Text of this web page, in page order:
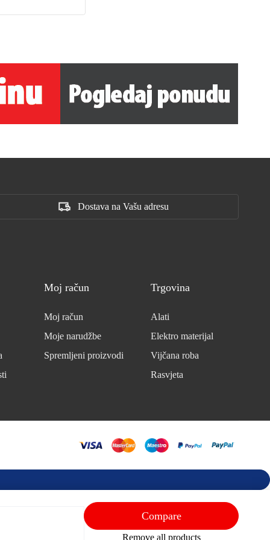
Dostava na Vašu adresu
Moj račun
Moj račun
Moje narudžbe
Spremljeni proizvodi
Trgovina
Alati
Elektro materijal
Vijčana roba
Rasvjeta
Compare
Remove all products